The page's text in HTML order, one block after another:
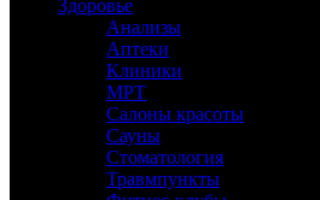
Здоровье
Анализы
Аптеки
Клиники
МРТ
Салоны красоты
Сауны
Стоматология
Травмпункты